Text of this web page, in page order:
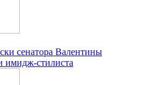
сенатора Валентины
имидж-стилиста